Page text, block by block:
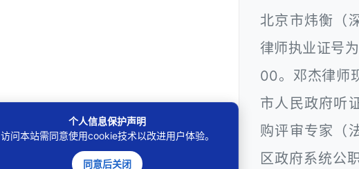
北京市炜衡（
律师执业证号
00。邓杰律师
市人民政府听
购评审专家（
区政府系统公
个人信息保护声明
访问本站需同意使用cookie技术以改进用户体验。
同意后关闭